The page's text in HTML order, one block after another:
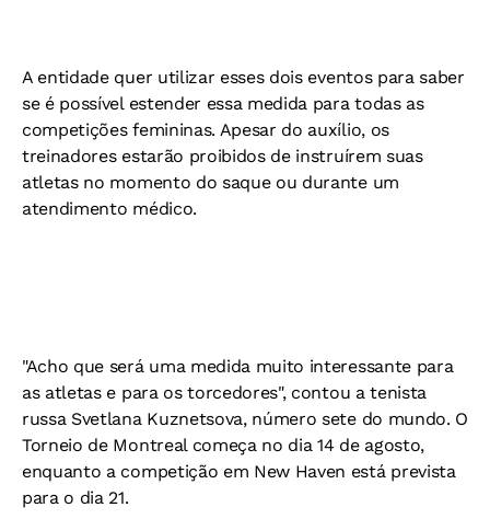
A entidade quer utilizar esses dois eventos para saber
se é possível estender essa medida para todas as
competições femininas. Apesar do auxílio, os
treinadores estarão proibidos de instruírem suas
atletas no momento do saque ou durante um
atendimento médico.
"Acho que será uma medida muito interessante para
as atletas e para os torcedores", contou a tenista
russa Svetlana Kuznetsova, número sete do mundo. O
Torneio de Montreal começa no dia 14 de agosto,
enquanto a competição em New Haven está prevista
para o dia 21.